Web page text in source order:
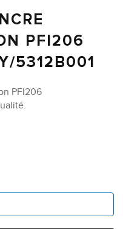
PFI206
5312B001
PFI206